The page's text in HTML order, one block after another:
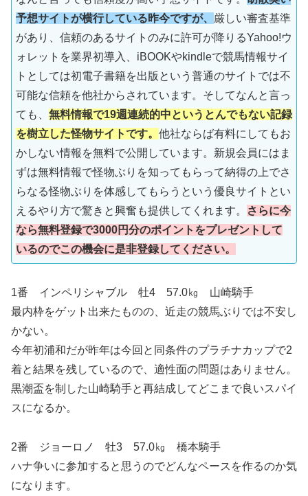
予想サイトが横行している昨今ですが、 厳しい審査基準
があり、信頼のあるサイトのみに許可が降りるYahoo!ウ
ォレットを業界初導入、iBOOKやkindleで競馬情報サイ
トとしては初電子書籍を出版という普通のサイトでは不
可能な信頼を他社からされています。そしてなんと言っ
ても、 無料情報で19週連続的中というとんでもない記録
を樹立した怪物サイトです。 他社ならば有料にしてもお
かしない情報を無料で公開しています。新規会員にはま
ずは無料情報で怪物ぶりを知ってもらって納得の上でさ
らなる怪物ぶりを体感してもらうという優良サイトとい
えるやり方で驚きと興奮も提供してくれます。
さらに今
なら無料登録で3000円分のポイントをプレゼントして
いるのでこの機会に是非登録してください。
1番 インペリシャブル 牡4 57.0㎏ 山崎騎手
最内枠をゲット出来たものの、近走の競馬ぶりでは不安し
かない。
今年初浦和だが昨年は今回と同条件のプラチナカップで2
着と結果を残しているので、適性面の問題はありません。
黒潮盃を制した山崎騎手と再結成してどこまで良いスパイ
スになるか。
2番 ジョーロノ 牡3 57.0㎏ 橋本騎手
ハナ争いに参加すると思うのでどんなペースを作るのか気
になります。